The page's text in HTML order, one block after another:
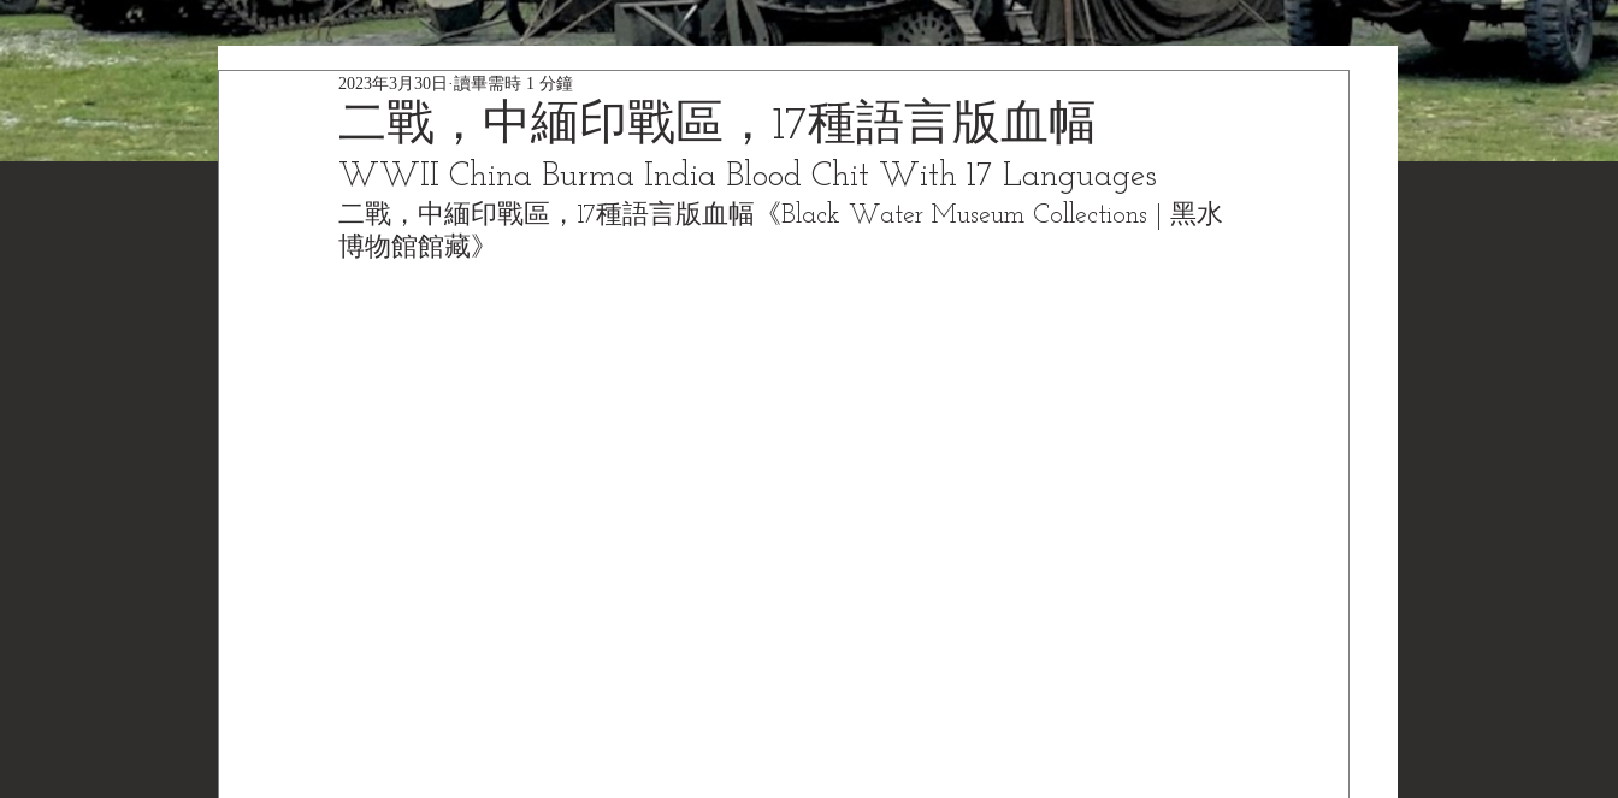
二戰，中緬印戰區，17種語言版血幅
2023年3月30日 讀畢需時 1 分鐘
WWII China Burma India Blood Chit With 17 Languages
二戰，中緬印戰區，17種語言版血幅《Black Water Museum Collections | 黑水
博物館館藏》